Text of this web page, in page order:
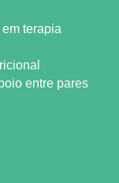
terapia
entre pares